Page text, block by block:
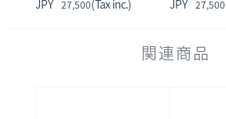
27,500
27,500
関連商品